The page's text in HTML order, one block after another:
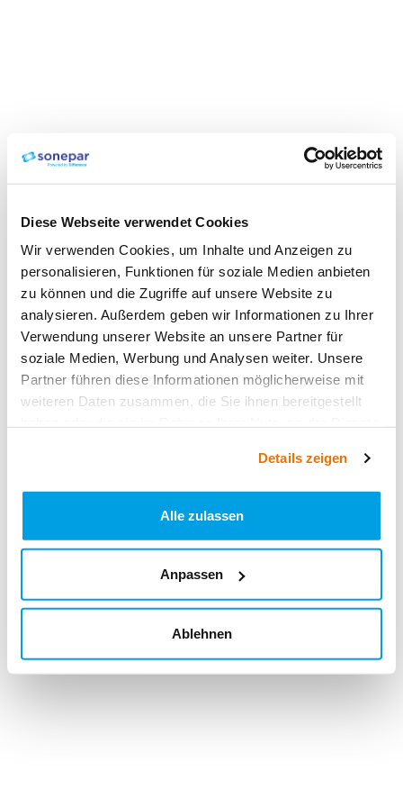
Diese Webseite verwendet Cookies
Wir verwenden Cookies, um Inhalte und Anzeigen zu
personalisieren, Funktionen für soziale Medien anbieten
zu können und die Zugriffe auf unsere Website zu
analysieren. Außerdem geben wir Informationen zu Ihrer
Verwendung unserer Website an unsere Partner für
soziale Medien, Werbung und Analysen weiter. Unsere
Partner führen diese Informationen möglicherweise mit
weiteren Daten zusammen, die Sie ihnen bereitgestellt
Details zeigen
Alle zulassen
Anpassen
Ablehnen